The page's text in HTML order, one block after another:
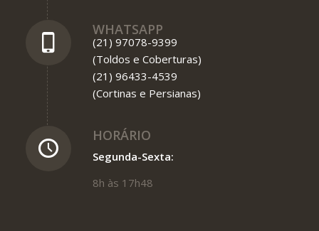
WHATSAPP
(21) 97078-9399
(Toldos e Coberturas)
(21) 96433-4539
(Cortinas e Persianas)
HORÁRIO
Segunda-Sexta:
8h às 17h48